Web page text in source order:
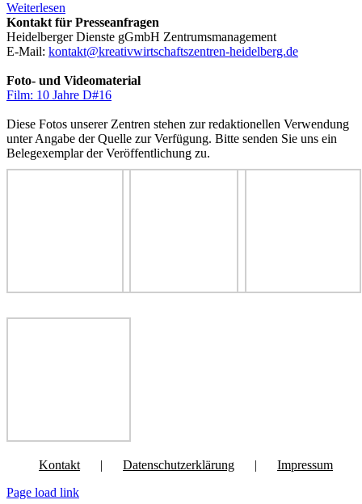
Weiterlesen
Kontakt für Presseanfragen
Heidelberger Dienste gGmbH Zentrumsmanagement
E-Mail: kontakt@kreativwirtschaftszentren-heidelberg.de
Foto- und Videomaterial
Film: 10 Jahre D#16
Diese Fotos unserer Zentren stehen zur redaktionellen Verwendung
unter Angabe der Quelle zur Verfügung. Bitte senden Sie uns ein
Belegexemplar der Veröffentlichung zu.
Kontakt Datenschutzerklärung
Impressum
Page load link